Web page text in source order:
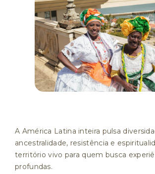
A América Latina inteira pulsa
ancestralidade, resistência e
território vivo para quem busca
profundas.